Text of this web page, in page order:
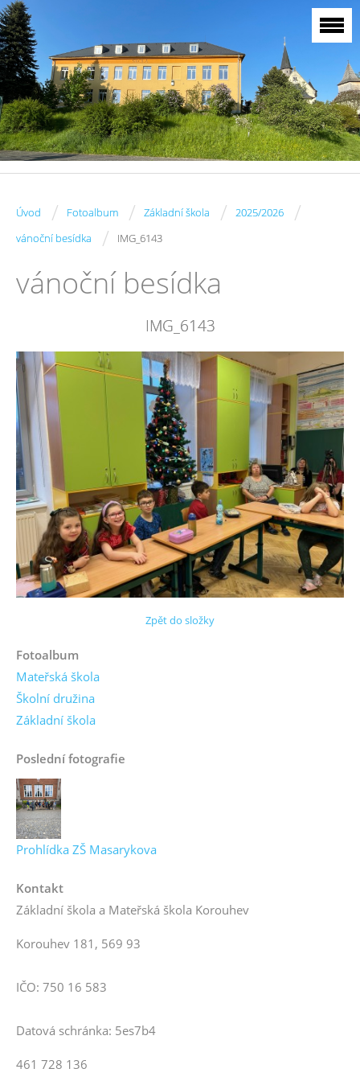
Úvod / Fotoalbum / Základní škola / 2025/2026 /
vánoční besídka / IMG_6143
vánoční besídka
IMG_6143
Zpět do složky
Fotoalbum
Mateřská škola
Školní družina
Základní škola
Poslední fotografie
Prohlídka ZŠ Masarykova
Kontakt
Základní škola a Mateřská škola Korouhev
Korouhev 181, 569 93
IČO: 750 16 583
Datová schránka: 5es7b4
461 728 136